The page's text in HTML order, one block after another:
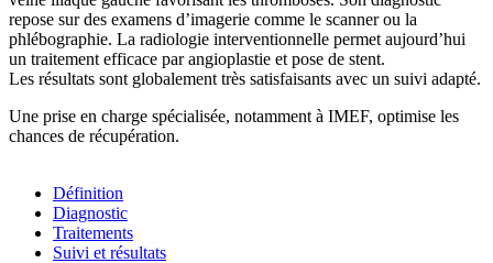
repose sur des examens d’imagerie comme le scanner ou la
phlébographie. La radiologie interventionnelle permet aujourd’hui
un traitement efficace par angioplastie et pose de stent.
Les résultats sont globalement très satisfaisants avec un suivi adapté.
Une prise en charge spécialisée, notamment à IMEF, optimise les
chances de récupération.
Définition
Diagnostic
Traitements
Suivi et résultats